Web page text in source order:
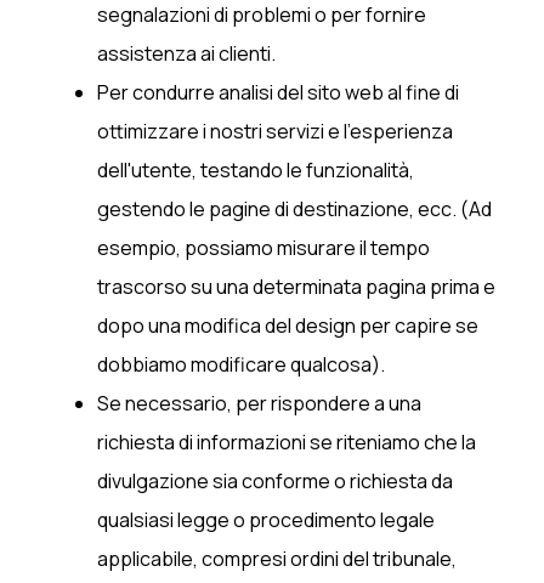
segnalazioni di problemi o per fornire
assistenza ai clienti.
Per condurre analisi del sito web al fine di
ottimizzare i nostri servizi e l'esperienza
dell'utente, testando le funzionalità,
gestendo le pagine di destinazione, ecc. (Ad
esempio, possiamo misurare il tempo
trascorso su una determinata pagina prima e
dopo una modifica del design per capire se
dobbiamo modificare qualcosa).
Se necessario, per rispondere a una
richiesta di informazioni se riteniamo che la
divulgazione sia conforme o richiesta da
qualsiasi legge o procedimento legale
applicabile, compresi ordini del tribunale,